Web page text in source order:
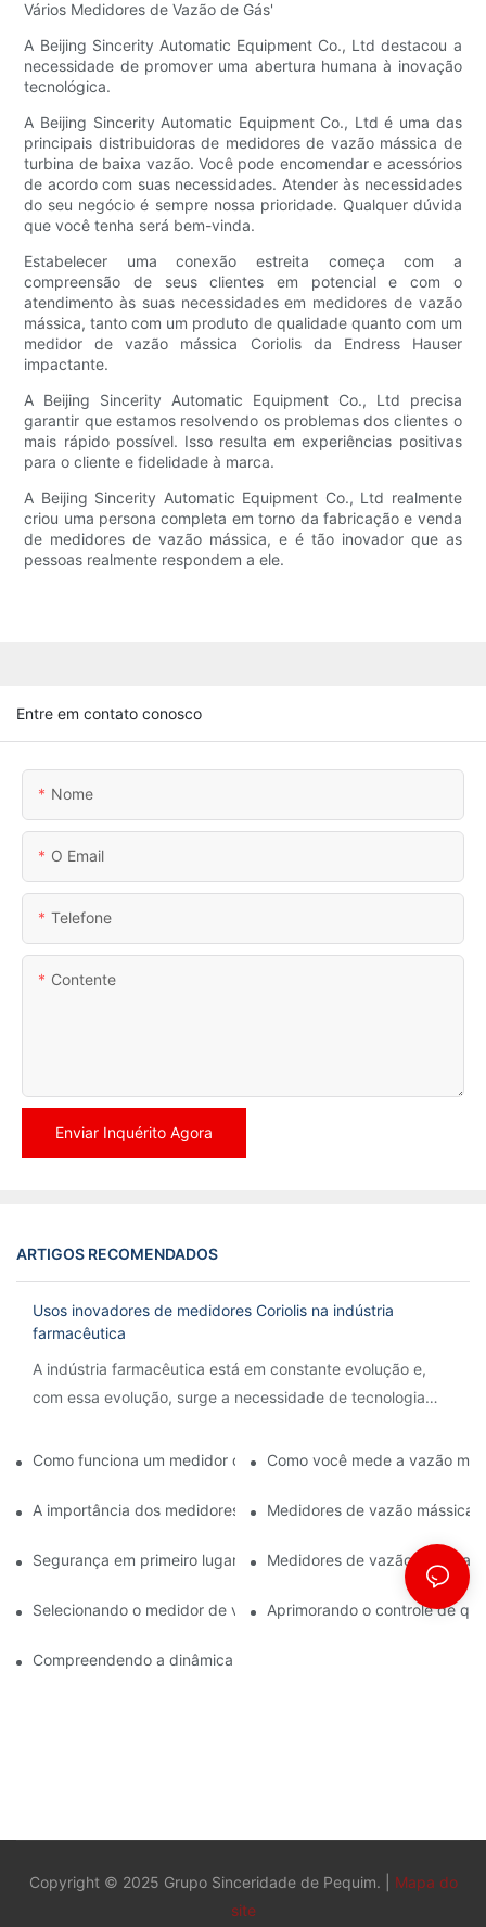
Vários Medidores de Vazão de Gás'
A Beijing Sincerity Automatic Equipment Co., Ltd destacou a
necessidade de promover uma abertura humana à inovação
tecnológica.
A Beijing Sincerity Automatic Equipment Co., Ltd é uma das
principais distribuidoras de medidores de vazão mássica de
turbina de baixa vazão. Você pode encomendar e acessórios
de acordo com suas necessidades. Atender às necessidades
do seu negócio é sempre nossa prioridade. Qualquer dúvida
que você tenha será bem-vinda.
Estabelecer uma conexão estreita começa com a
compreensão de seus clientes em potencial e com o
atendimento às suas necessidades em medidores de vazão
mássica, tanto com um produto de qualidade quanto com um
medidor de vazão mássica Coriolis da Endress Hauser
impactante.
A Beijing Sincerity Automatic Equipment Co., Ltd precisa
garantir que estamos resolvendo os problemas dos clientes o
mais rápido possível. Isso resulta em experiências positivas
para o cliente e fidelidade à marca.
A Beijing Sincerity Automatic Equipment Co., Ltd realmente
criou uma persona completa em torno da fabricação e venda
de medidores de vazão mássica, e é tão inovador que as
pessoas realmente respondem a ele.
Entre em contato conosco
Nome
O Email
Telefone
Contente
Enviar Inquérito Agora
ARTIGOS RECOMENDADOS
Usos inovadores de medidores Coriolis na indústria
farmacêutica
A indústria farmacêutica está em constante evolução e,
com essa evolução, surge a necessidade de tecnologia
Como funciona um medidor de vazão Coriolis?Como você mede a vazão
A importância dos medidores de vazão mássica na fabricação
Medidores de vazão
Segurança em primeiro lugar: Compreendendo os medidores
Medidores de vazão ATEX:
Selecionando o medidor de vazão ATEX correto para
Aprimorando o controle de
Compreendendo a dinâmica da medição do fluxo de massa de
Copyright © 2025 Grupo Sinceridade de Pequim. |
Mapa do
site